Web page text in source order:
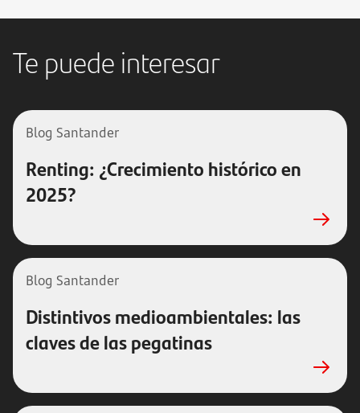
Te puede interesar
Blog Santander
Renting: ¿Crecimiento histórico en
2025?
Blog Santander
Distintivos medioambientales: las
claves de las pegatinas